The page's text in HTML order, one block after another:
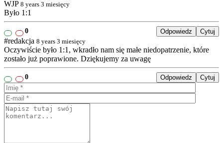
WJP 8 years 3 miesięcy
Było 1:1
0 Odpowiedz Cytuj
#redakcja 8 years 3 miesięcy
Oczywiście było 1:1, wkradło nam się małe niedopatrzenie, które
zostało już poprawione. Dziękujemy za uwagę
0 Odpowiedz Cytuj